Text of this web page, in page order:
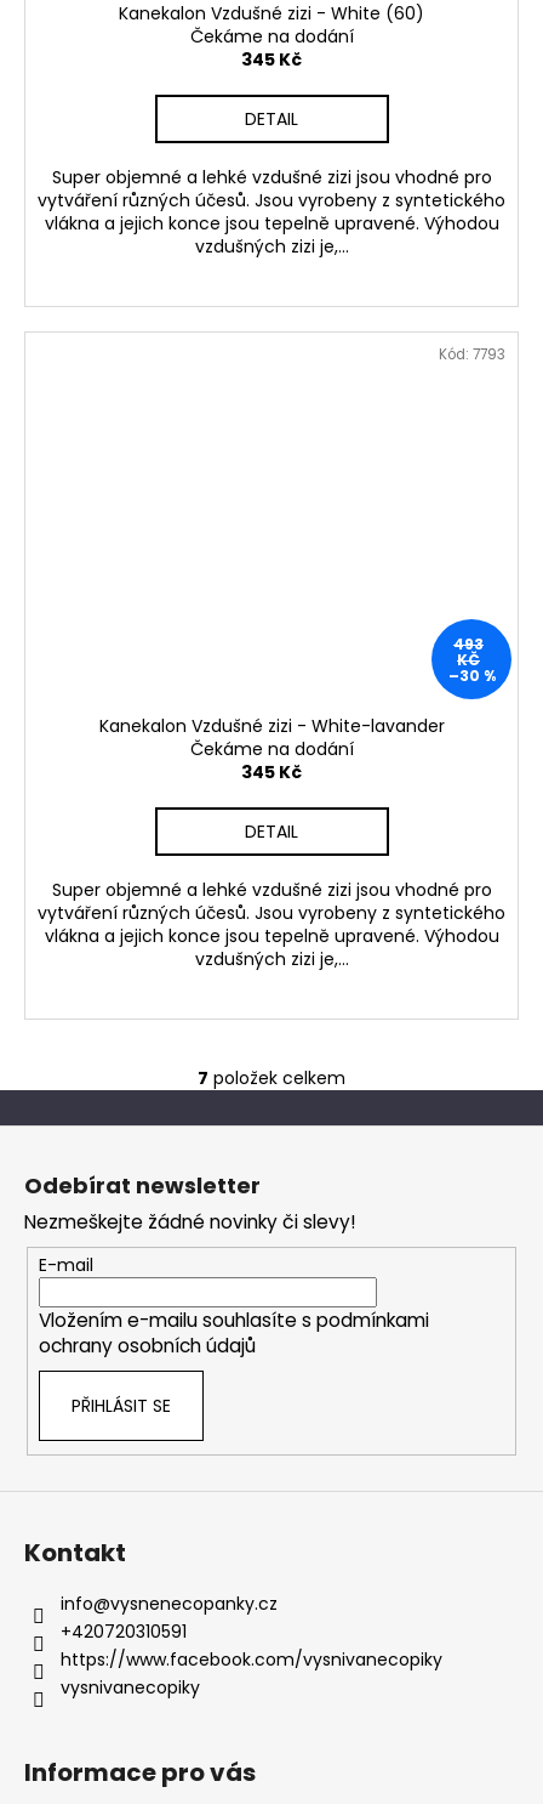
Kanekalon Vzdušné zizi - White (60)
Čekáme na dodání
345 Kč
DETAIL
Super objemné a lehké vzdušné zizi jsou vhodné pro
vytváření různých účesů. Jsou vyrobeny z syntetického
vlákna a jejich konce jsou tepelně upravené. Výhodou
vzdušných zizi je,...
493
KČ
–30 %
Kanekalon Vzdušné zizi - White-lavander
Čekáme na dodání
345 Kč
DETAIL
Super objemné a lehké vzdušné zizi jsou vhodné pro
vytváření různých účesů. Jsou vyrobeny z syntetického
vlákna a jejich konce jsou tepelně upravené. Výhodou
vzdušných zizi je,...
Kód: 7793
O
v
a
c
í
p
r
ý
p
7 položek celkem
Odebírat newsletter
Nezmeškejte žádné novinky či slevy!
E-mail
Vložením e-mailu souhlasíte s podmínkami
ochrany osobních údajů
PŘIHLÁSIT SE
Kontakt
info@vysnenecopanky.cz
+420720310591
https://www.facebook.com/vysnivanecopiky
vysnivanecopiky
Informace pro vás